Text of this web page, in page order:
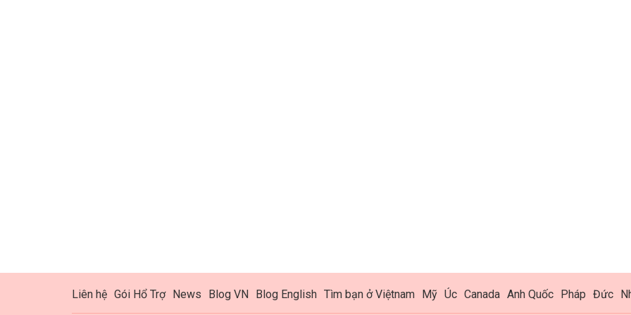
Liên hệ Gói Hổ Trợ News Blog VN Blog English Tìm bạn ở Việtnam Mỹ Úc Canada Anh Quốc Pháp Đức